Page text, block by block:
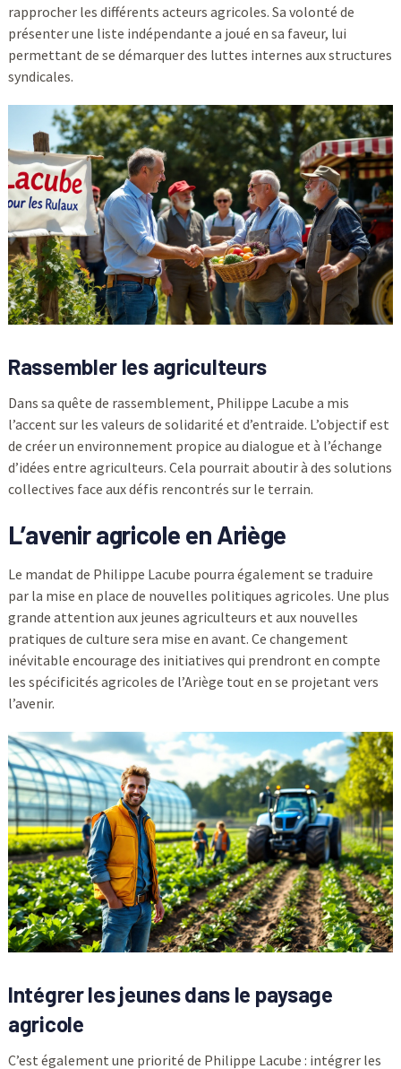
rapprocher les différents acteurs agricoles. Sa volonté de
présenter une liste indépendante a joué en sa faveur, lui
permettant de se démarquer des luttes internes aux structures
syndicales.
Rassembler les agriculteurs
Dans sa quête de rassemblement, Philippe Lacube a mis
l’accent sur les valeurs de solidarité et d’entraide. L’objectif est
de créer un environnement propice au dialogue et à l’échange
d’idées entre agriculteurs. Cela pourrait aboutir à des solutions
collectives face aux défis rencontrés sur le terrain.
L’avenir agricole en Ariège
Le mandat de Philippe Lacube pourra également se traduire
par la mise en place de nouvelles politiques agricoles. Une plus
grande attention aux jeunes agriculteurs et aux nouvelles
pratiques de culture sera mise en avant. Ce changement
inévitable encourage des initiatives qui prendront en compte
les spécificités agricoles de l’Ariège tout en se projetant vers
l’avenir.
Intégrer les jeunes dans le paysage
agricole
C’est également une priorité de Philippe Lacube : intégrer les